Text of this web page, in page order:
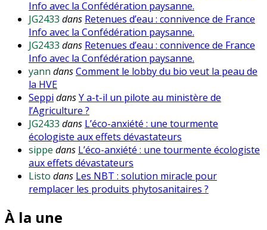
Info avec la Confédération paysanne.
JG2433 dans Retenues d’eau : connivence de France
Info avec la Confédération paysanne.
JG2433 dans Retenues d’eau : connivence de France
Info avec la Confédération paysanne.
yann dansComment le lobby du bio veut la peau de
la HVE
Seppi dansY a-t-il un pilote au ministère de
l’Agriculture ?
JG2433 dans L’éco-anxiété : une tourmente
écologiste aux effets dévastateurs
sippe dans L’éco-anxiété : une tourmente écologiste
aux effets dévastateurs
Listo dans Les NBT : solution miracle pour
remplacer les produits phytosanitaires ?
À la une